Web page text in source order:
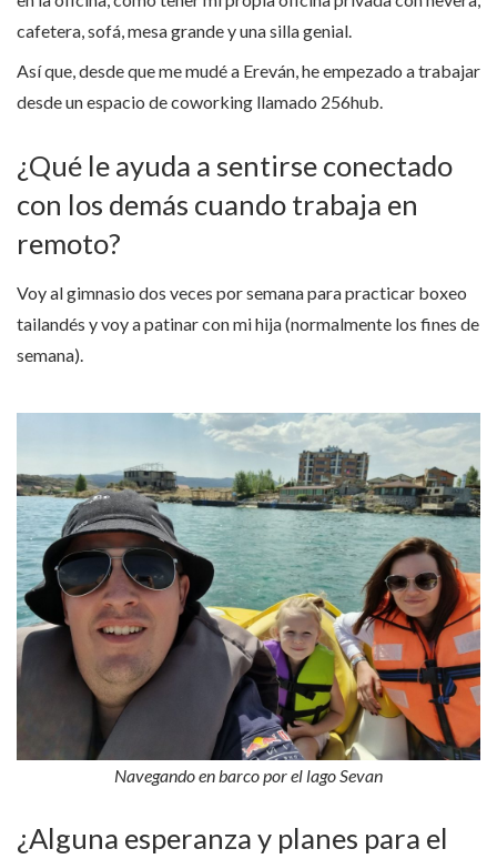
cafetera, sofá, mesa grande y una silla genial.
Así que, desde que me mudé a Ereván, he empezado a trabajar
desde un espacio de coworking llamado 256hub.
¿Qué le ayuda a sentirse conectado
con los demás cuando trabaja en
remoto?
Voy al gimnasio dos veces por semana para practicar boxeo
tailandés y voy a patinar con mi hija (normalmente los fines de
semana).
Navegando en barco por el lago Sevan
¿Alguna esperanza y planes para el